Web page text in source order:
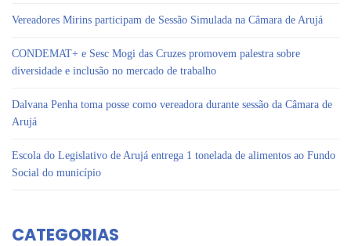
Vereadores Mirins participam de Sessão Simulada na Câmara de Arujá
CONDEMAT+ e Sesc Mogi das Cruzes promovem palestra sobre
diversidade e inclusão no mercado de trabalho
Dalvana Penha toma posse como vereadora durante sessão da Câmara de
Arujá
Escola do Legislativo de Arujá entrega 1 tonelada de alimentos ao Fundo
Social do município
CATEGORIAS